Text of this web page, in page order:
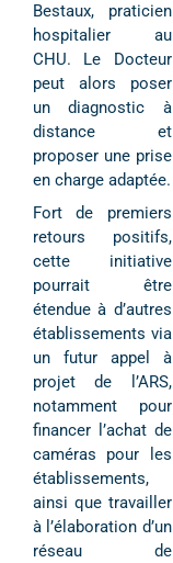
Bestaux, praticien
hospitalier au
CHU. Le Docteur
peut alors poser
un diagnostic à
distance et
proposer une prise
en charge adaptée.
Fort de premiers
retours positifs,
cette initiative
pourrait être
étendue à d’autres
établissements via
un futur appel à
projet de l’ARS,
notamment pour
financer l’achat de
caméras pour les
établissements,
ainsi que travailler
à l’élaboration d’un
réseau de